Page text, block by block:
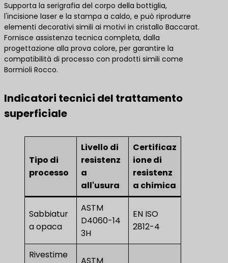
Supporta la serigrafia del corpo della bottiglia,
l'incisione laser e la stampa a caldo, e può riprodurre
elementi decorativi simili ai motivi in cristallo Baccarat.
Fornisce assistenza tecnica completa, dalla
progettazione alla prova colore, per garantire la
compatibilità di processo con prodotti simili come
Bormioli Rocco.
Indicatori tecnici del trattamento
superficiale
Tipo di
processo
Livello di
resistenz
a
all'usura
Certificaz
ione di
resistenz
a chimica
Sabbiatur
a opaca
ASTM
D4060-14
3H
EN ISO
2812-4
Rivestime